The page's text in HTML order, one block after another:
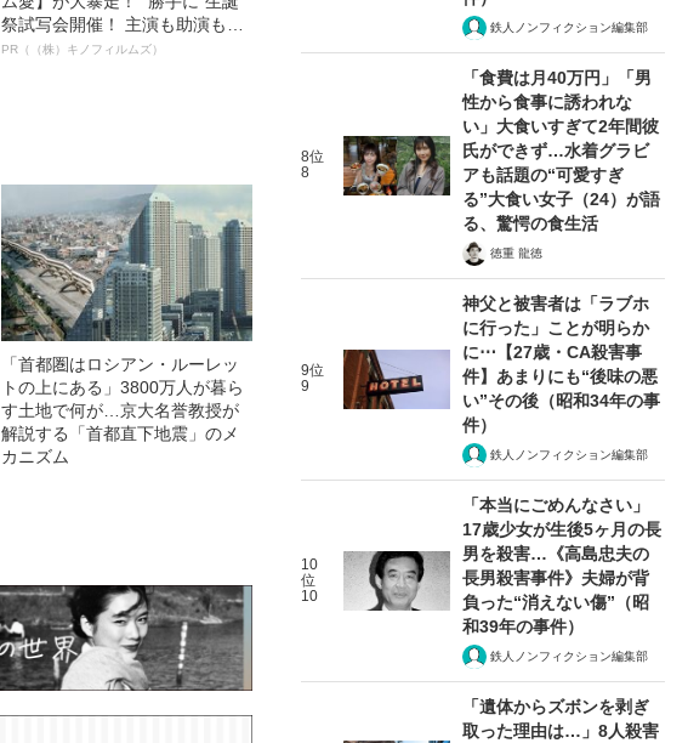
祭試写会開催！ 主演も助演も全
部ステイサム！「ステサミー
PR（（株）キノフィルムズ）
「首都圏はロシアン・ルーレッ
トの上にある」3800万人が暮ら
す土地で何が…京大名誉教授が
解説する「首都直下地震」のメ
カニズム
鉄人ノンフィクション編集部
8位
8
「食費は月40万円」「男
性から食事に誘われな
い」大食いすぎて2年間彼
氏ができず…水着グラビ
アも話題の“可愛すぎ
る”大食い女子（24）が語
る、驚愕の食生活
徳重 龍徳
9位
9
神父と被害者は「ラブホ
に行った」ことが明らか
に⋯【27歳・CA殺害事
件】あまりにも“後味の悪
い”その後（昭和34年の事
件）
鉄人ノンフィクション編集部
10
位
10
「本当にごめんなさい」
17歳少女が生後5ヶ月の長
男を殺害…《高島忠夫の
長男殺害事件》夫婦が背
負った“消えない傷”（昭
和39年の事件）
鉄人ノンフィクション編集部
「遺体からズボンを剥ぎ
取った理由は…」8人殺害